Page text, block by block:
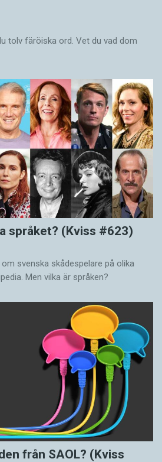
tolv färöiska ord. Vet du vad dom
språket? (Kviss #623)
svenska skådespelare på olika
Men vilka är språken?
från SAOL? (Kviss